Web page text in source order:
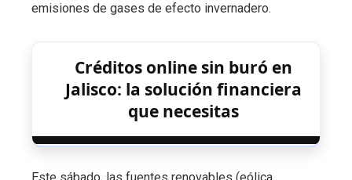
emisiones de gases de efecto invernadero.
Créditos online sin buró en
Jalisco: la solución financiera
que necesitas